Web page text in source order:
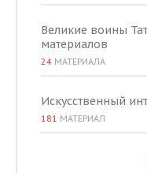
Великие воины
материалов
24 МАТЕРИАЛА
Искусственный
181 МАТЕРИАЛ